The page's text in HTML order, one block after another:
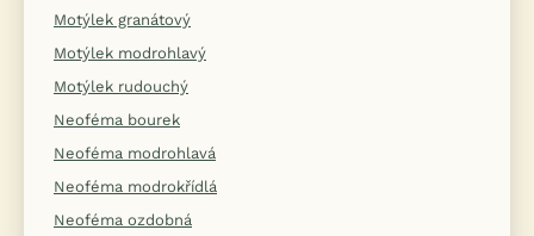
Motýlek granátový
Motýlek modrohlavý
Motýlek rudouchý
Neoféma bourek
Neoféma modrohlavá
Neoféma modrokřídlá
Neoféma ozdobná